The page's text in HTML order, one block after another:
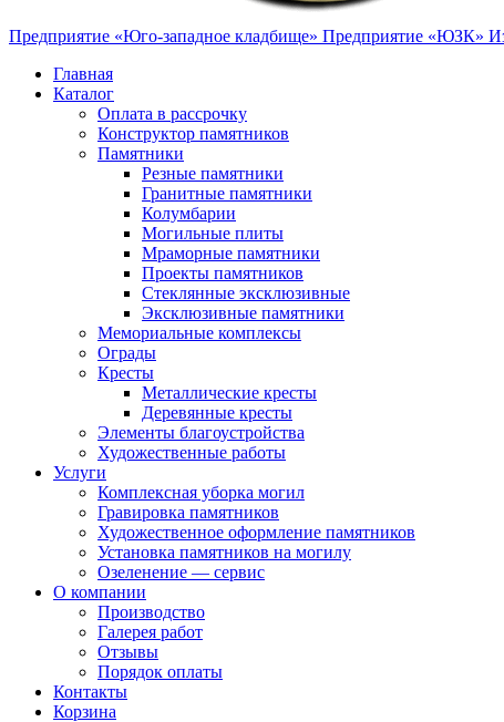
Предприятие «Юго-западное кладбище» Предприятие «ЮЗК»
Главная
Каталог
Оплата в рассрочку
Конструктор памятников
Памятники
Резные памятники
Гранитные памятники
Колумбарии
Могильные плиты
Мраморные памятники
Проекты памятников
Стеклянные эксклюзивные
Эксклюзивные памятники
Мемориальные комплексы
Ограды
Кресты
Металлические кресты
Деревянные кресты
Элементы благоустройства
Художественные работы
Услуги
Комплексная уборка могил
Гравировка памятников
Художественное оформление памятников
Установка памятников на могилу
Озеленение — сервис
О компании
Производство
Галерея работ
Отзывы
Порядок оплаты
Контакты
Корзина